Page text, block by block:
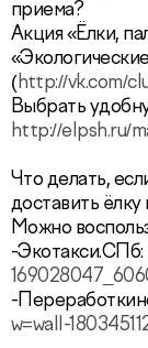
приема?
Акция «Ёлки,
( http://vk.com/
Выбрать
http://elpsh.ru/
Что делать,
доставить ёлку
Можно
-Экотакси.СПб:
-
w=wall-